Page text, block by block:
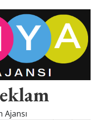
Ajansı